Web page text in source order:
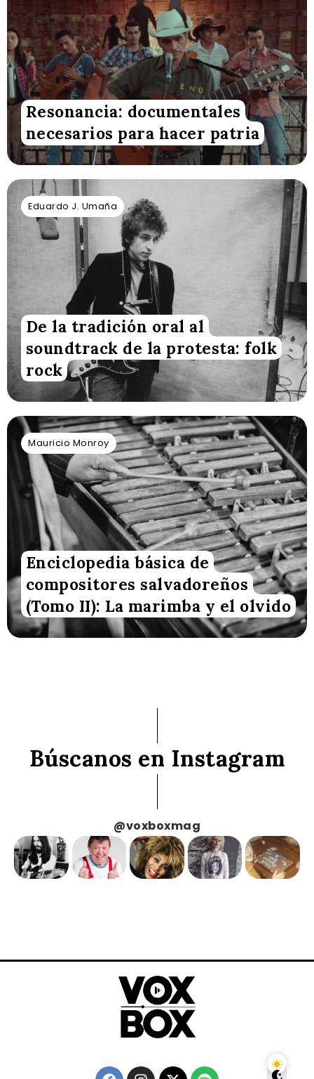
Resonancia: documentales
necesarios para hacer patria
Eduardo J. Umaña
De la tradición oral al
soundtrack de la protesta: folk
rock
Mauricio Monroy
Enciclopedia básica de
compositores salvadoreños
(Tomo II): La marimba y el olvido
Búscanos en Instagram
@voxboxmag